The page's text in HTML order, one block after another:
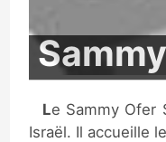
Le Sammy Ofer Stadium est un stade de football situé à Haifa, en
Israël. Il accueille